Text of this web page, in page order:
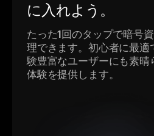
に入れよう。
たった1回のタップで暗号
理できます。初心者に最適
験豊富なユーザーにも素晴
体験を提供します。